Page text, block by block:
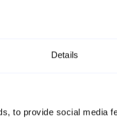
Details
to provide social media